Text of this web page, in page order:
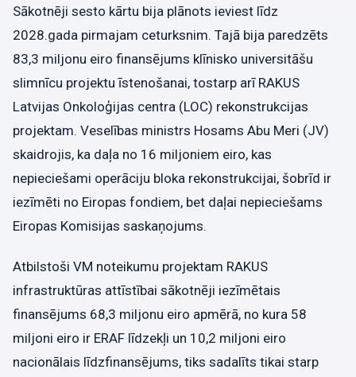
Sākotnēji sesto kārtu bija plānots ieviest līdz
2028.gada pirmajam ceturksnim. Tajā bija paredzēts
83,3 miljonu eiro finansējums klīnisko universitāšu
slimnīcu projektu īstenošanai, tostarp arī RAKUS
Latvijas Onkoloģijas centra (LOC) rekonstrukcijas
projektam. Veselības ministrs Hosams Abu Meri (JV)
skaidrojis, ka daļa no 16 miljoniem eiro, kas
nepieciešami operāciju bloka rekonstrukcijai, šobrīd ir
iezīmēti no Eiropas fondiem, bet daļai nepieciešams
Eiropas Komisijas saskaņojums.
Atbilstoši VM noteikumu projektam RAKUS
infrastruktūras attīstībai sākotnēji iezīmētais
finansējums 68,3 miljonu eiro apmērā, no kura 58
miljoni eiro ir ERAF līdzekļi un 10,2 miljoni eiro
nacionālais līdzfinansējums, tiks sadalīts tikai starp